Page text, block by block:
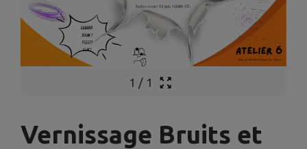
1 / 1
Vernissage Bruits et